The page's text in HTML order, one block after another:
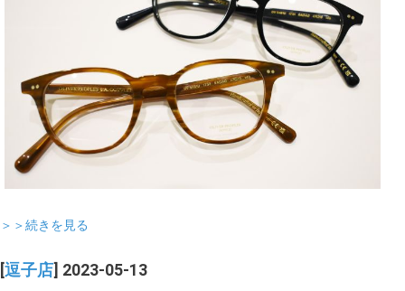
＞＞続きを見る
[逗子店] 2023-05-13